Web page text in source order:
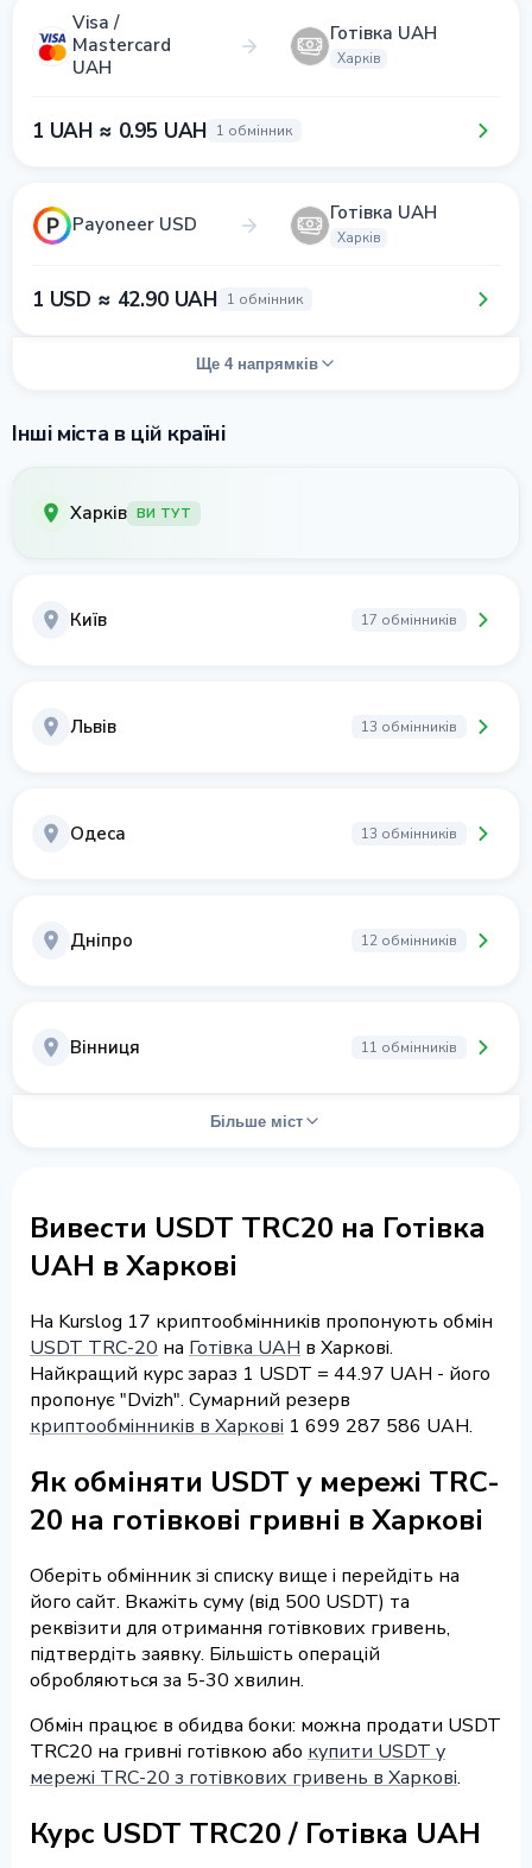
Visa /
Mastercard
UAH
Готівка UAH
Харків
1 UAH ≈ 0.95 UAH 1 обмінник
Payoneer USD Готівка UAH
Харків
1 USD ≈ 42.90 UAH 1 обмінник
Ще 4 напрямків
Інші міста в цій країні
Харків ВИ ТУТ
Київ 17 обмінників
Львів 13 обмінників
Одеса 13 обмінників
Дніпро 12 обмінників
Вінниця 11 обмінників
Більше міст
Вивести USDT TRC20 на Готівка
UAH в Харкові
На Kurslog 17 криптообмінників пропонують обмін
USDT TRC-20 на Готівка UAH в Харкові.
Найкращий курс зараз 1 USDT = 44.97 UAH - його
пропонує "Dvizh". Сумарний резерв
криптообмінників в Харкові 1 699 287 586 UAH.
Як обміняти USDT у мережі TRC-
20 на готівкові гривні в Харкові
Оберіть обмінник зі списку вище і перейдіть на
його сайт. Вкажіть суму (від 500 USDT) та
реквізити для отримання готівкових гривень,
підтвердіть заявку. Більшість операцій
обробляються за 5-30 хвилин.
Обмін працює в обидва боки: можна продати USDT
TRC20 на гривні готівкою або купити USDT у
мережі TRC-20 з готівкових гривень в Харкові.
Курс USDT TRC20 / Готівка UAH